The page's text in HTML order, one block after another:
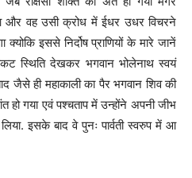
और वह उसी क्रोध में ईधर उधर विचरने
इससे निर्दोष प्राणियों के मारे जानें
स्थिति देखकर भगवान भोलेनाथ स्वयं
जैसे ही महाकाली का पैर भगवान शिव की
हो गया एवं पश्चताप में उन्होंने अपनी जीभ
इसके बाद वे पुनः पार्वती स्वरुप में आ